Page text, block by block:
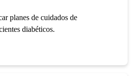
planes de cuidados de
diabéticos.